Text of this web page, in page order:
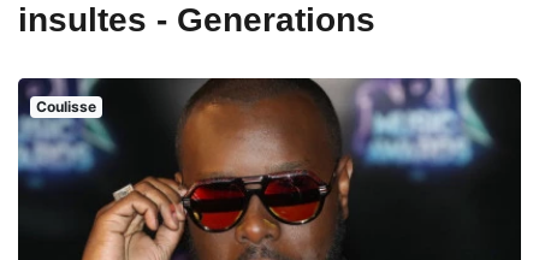
insultes - Generations
Coulisse